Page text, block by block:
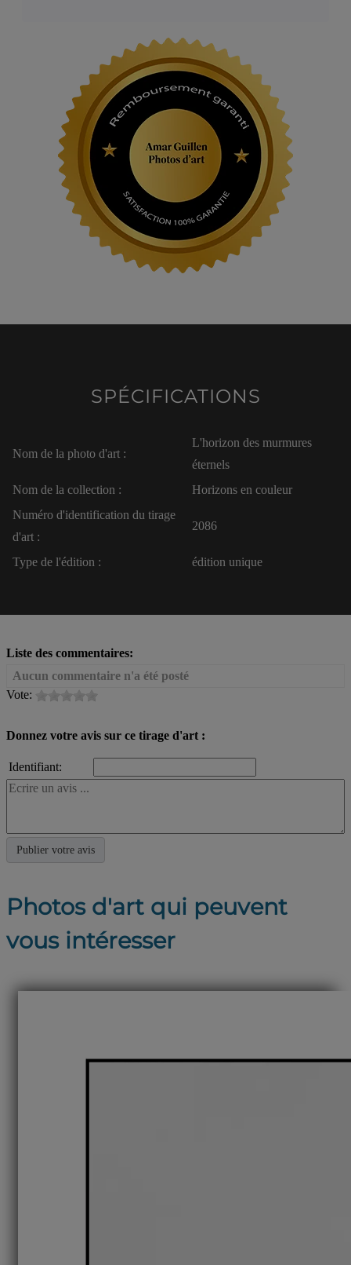
SPÉCIFICATIONS
Nom de la photo d'art :
L'horizon des murmures
éternels
Nom de la collection :
Horizons en couleur
Numéro d'identification du tirage
d'art :
2086
Type de l'édition : édition unique
Liste des commentaires:
Aucun commentaire n'a été posté
Vote:
Donnez votre avis sur ce tirage d'art :
Identifiant:
Photos d'art qui peuvent
vous intéresser